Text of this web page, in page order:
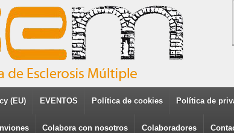
(EU) EVENTOS Política de cookies Política de
Colabora con nosotros Colaboradores